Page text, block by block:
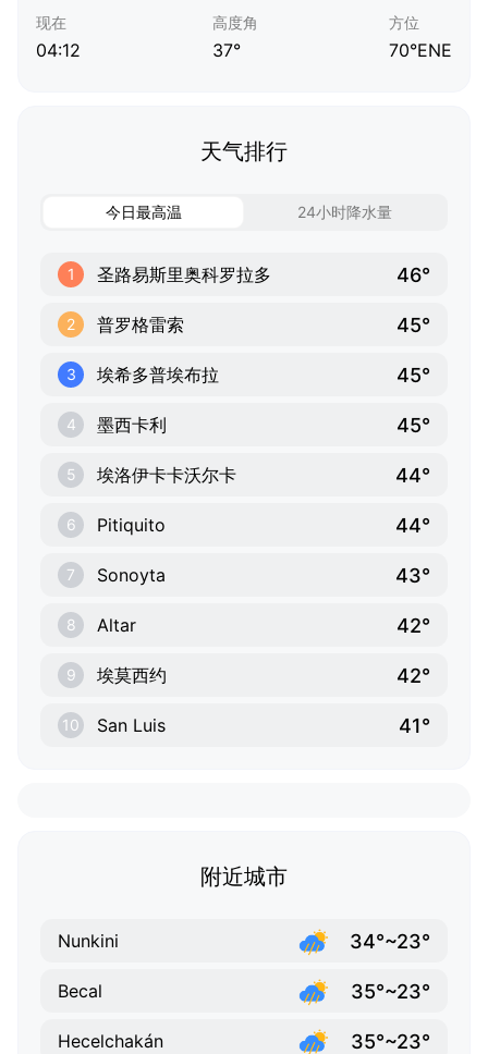
现在
04:12
高度角
37°
方位
70°ENE
天气排行
今日最高温 24小时降水量
1 圣路易斯里奥科罗拉多 46°
2 普罗格雷索 45°
3 埃希多普埃布拉 45°
4 墨西卡利 45°
5 埃洛伊卡卡沃尔卡 44°
6 Pitiquito 44°
7 Sonoyta 43°
8 Altar 42°
9 埃莫西约 42°
10 San Luis 41°
附近城市
Nunkini 34°~23°
Becal 35°~23°
Hecelchakán 35°~23°